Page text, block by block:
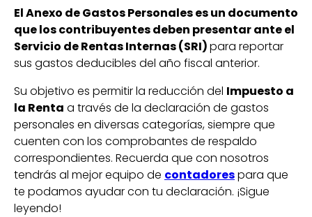
El Anexo de Gastos Personales es un documento
que los contribuyentes deben presentar ante el
Servicio de Rentas Internas (SRI)para reportar
sus gastos deducibles del año fiscal anterior.
Su objetivo es permitir la reducción del Impuesto a
la Renta a través de la declaración de gastos
personales en diversas categorías, siempre que
cuenten con los comprobantes de respaldo
correspondientes. Recuerda que con nosotros
tendrás al mejor equipo de contadorespara que
te podamos ayudar con tu declaración. ¡Sigue
leyendo!